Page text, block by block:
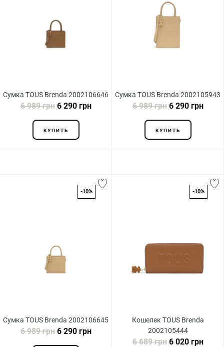
Сумка TOUS Brenda 2002106646
6 989 грн6 290 грн
КУПИТЬ
Сумка TOUS Brenda 2002105943
6 989 грн6 290 грн
КУПИТЬ
-10%
Сумка TOUS Brenda 2002106645
6 989 грн6 290 грн
-10%
Кошелек TOUS Brenda
2002105444
6 689 грн6 020 грн